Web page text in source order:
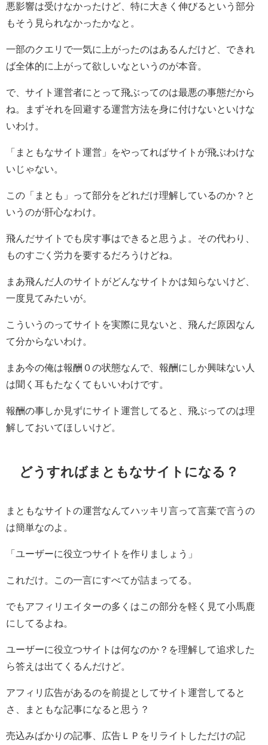
悪影響は受けなかったけど、特に大きく伸びるという部分
もそう見られなかったかなと。
一部のクエリで一気に上がったのはあるんだけど、できれ
ば全体的に上がって欲しいなというのが本音。
で、サイト運営者にとって飛ぶってのは最悪の事態だから
ね。まずそれを回避する運営方法を身に付けないといけな
いわけ。
「まともなサイト運営」をやってればサイトが飛ぶわけな
いじゃない。
この「まとも」って部分をどれだけ理解しているのか？と
いうのが肝心なわけ。
飛んだサイトでも戻す事はできると思うよ。その代わり、
ものすごく労力を要するだろうけどね。
まあ飛んだ人のサイトがどんなサイトかは知らないけど、
一度見てみたいが。
こういうのってサイトを実際に見ないと、飛んだ原因なん
て分からないわけ。
まあ今の俺は報酬０の状態なんで、報酬にしか興味ない人
は聞く耳もたなくてもいいわけです。
報酬の事しか見ずにサイト運営してると、飛ぶってのは理
解しておいてほしいけど。
どうすればまともなサイトになる？
まともなサイトの運営なんてハッキリ言って言葉で言うの
は簡単なのよ。
「ユーザーに役立つサイトを作りましょう」
これだけ。この一言にすべてが詰まってる。
でもアフィリエイターの多くはこの部分を軽く見て小馬鹿
にしてるよね。
ユーザーに役立つサイトは何なのか？を理解して追求した
ら答えは出てくるんだけど。
アフィリ広告があるのを前提としてサイト運営してると
さ、まともな記事になると思う？
売込みばかりの記事、広告ＬＰをリライトしただけの記